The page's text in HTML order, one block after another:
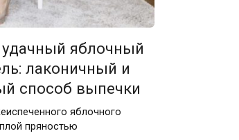
яблочный
лаконичный и
способ выпечки
яблочного
пряностью